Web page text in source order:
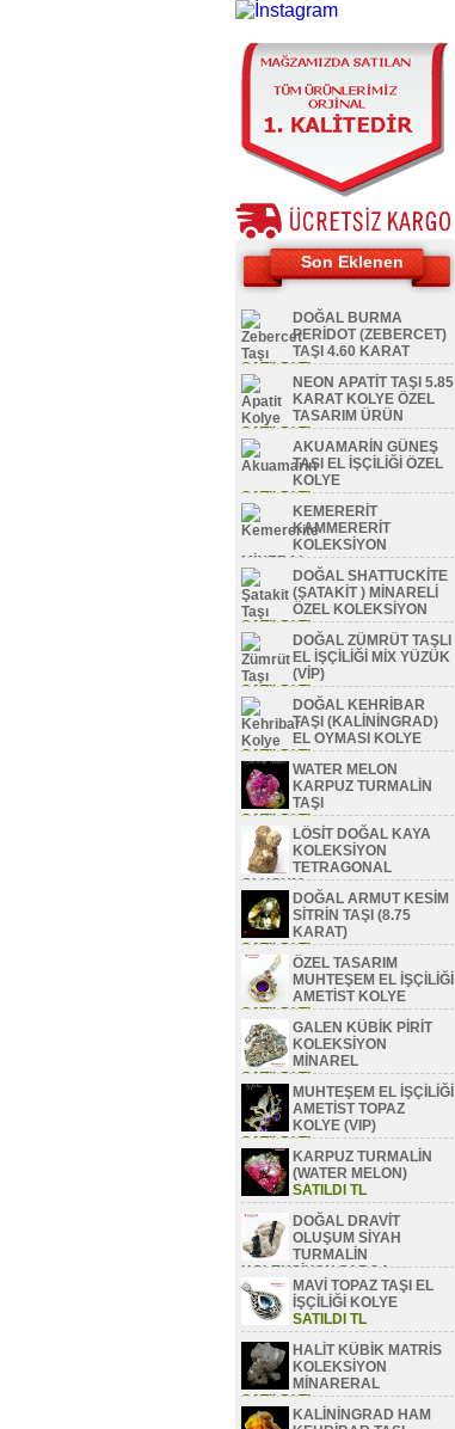
Son Eklenen
DOĞAL BURMA
PERİDOT (ZEBERCET)
TAŞI 4.60 KARAT
SATILDI TL
NEON APATİT TAŞI 5.85
KARAT KOLYE ÖZEL
TASARIM ÜRÜN
SATILDI TL
AKUAMARİN GÜNEŞ
TAŞI EL İŞÇİLİĞİ ÖZEL
KOLYE
SATILDI TL
KEMERERİT
KAMMERERİT
KOLEKSİYON
MİNERAL
SATILDI TLDOĞAL SHATTUCKİTE
(ŞATAKİT ) MİNARELİ
ÖZEL KOLEKSİYON
SATILDI TL
DOĞAL ZÜMRÜT TAŞLI
EL İŞÇİLİĞİ MİX YÜZÜK
(VİP)
SATILDI TL
DOĞAL KEHRİBAR
TAŞI (KALİNİNGRAD)
EL OYMASI KOLYE
SATILDI TL
WATER MELON
KARPUZ TURMALİN
TAŞI
SATILDI TL
LÖSİT DOĞAL KAYA
KOLEKSİYON
TETRAGONAL
OLUŞUM
SATILDI TLDOĞAL ARMUT KESİM
SİTRİN TAŞI (8.75
KARAT)
SATILDI TL
ÖZEL TASARIM
MUHTEŞEM EL İŞÇİLİĞİ
AMETİST KOLYE
SATILDI TL
GALEN KÜBİK PİRİT
KOLEKSİYON
MİNAREL
SATILDI TL
MUHTEŞEM EL İŞÇİLİĞİ
AMETİST TOPAZ
KOLYE (VIP)
SATILDI TL
KARPUZ TURMALİN
(WATER MELON)
SATILDI TL
DOĞAL DRAVİT
OLUŞUM SİYAH
TURMALİN
KOLEKSİYON PARÇA
SATILDI TLMAVİ TOPAZ TAŞI EL
İŞÇİLİĞİ KOLYE
SATILDI TL
HALİT KÜBİK MATRİS
KOLEKSİYON
MİNARERAL
SATILDI TL
KALİNİNGRAD HAM